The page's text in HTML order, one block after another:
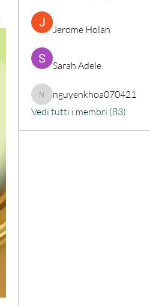
Jerome Holan
Sarah Adele
nguyenkhoa070421
nguyenkhoa070421
Vedi tutti i membri (83)